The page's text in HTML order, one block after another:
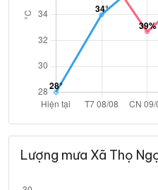
Lượng mưa Xã Thọ